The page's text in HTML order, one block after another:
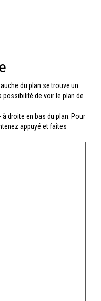
du plan se trouve un
possibilité de voir le plan de
droite en bas du plan. Pour
appuyé et faites